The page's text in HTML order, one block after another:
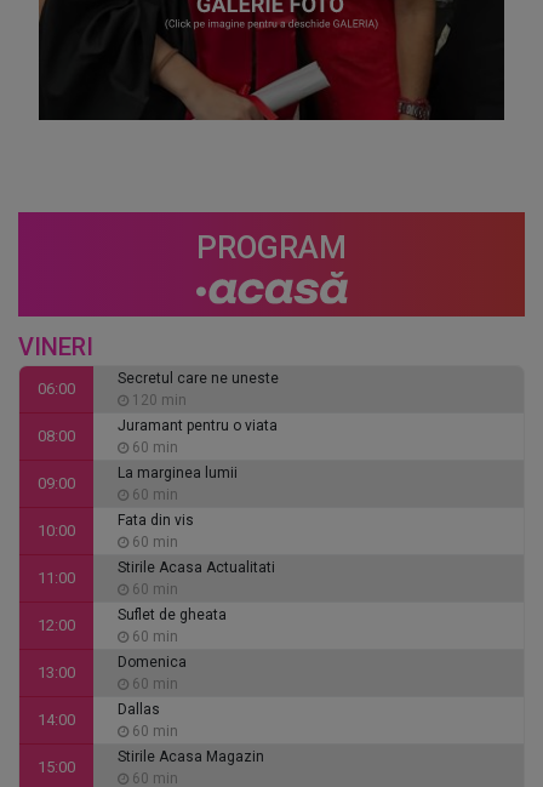
PROGRAM
VINERI
06:00
Secretul care ne uneste
120 min
08:00
Juramant pentru o viata
60 min
09:00
La marginea lumii
60 min
10:00
Fata din vis
60 min
11:00
Stirile Acasa Actualitati
60 min
12:00
Suflet de gheata
60 min
13:00
Domenica
60 min
14:00
Dallas
60 min
15:00
Stirile Acasa Magazin
60 min